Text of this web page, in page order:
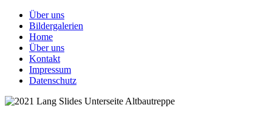
Über uns
Bildergalerien
Home
Über uns
Kontakt
Impressum
Datenschutz